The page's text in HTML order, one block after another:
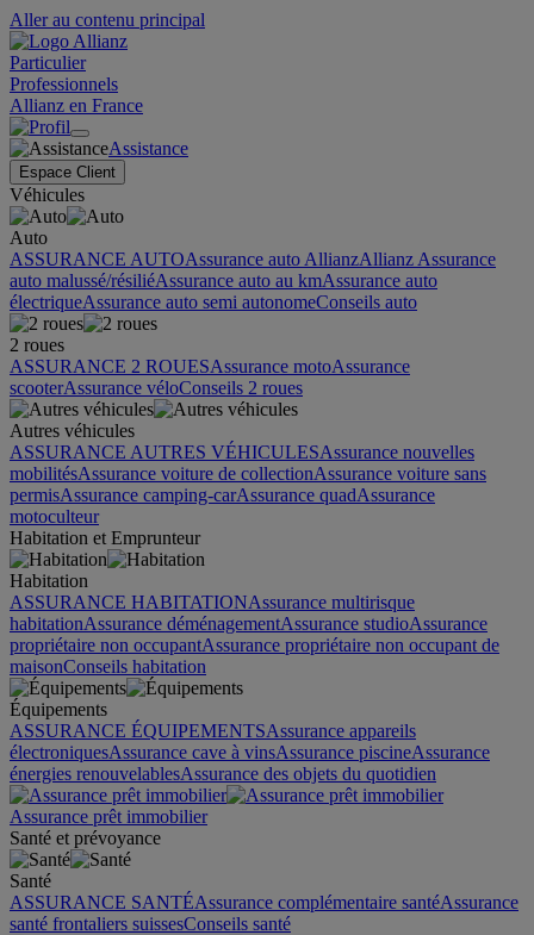
Aller au contenu principal
Particulier
Professionnels
Allianz en France
Assistance
Espace Client
Véhicules
Auto
ASSURANCE AUTOAssurance auto AllianzAllianz Assurance
auto malussé/résiliéAssurance auto au kmAssurance auto
électriqueAssurance auto semi autonomeConseils auto
2 roues
ASSURANCE 2 ROUESAssurance motoAssurance
scooterAssurance véloConseils 2 roues
Autres véhicules
ASSURANCE AUTRES VÉHICULESAssurance nouvelles
mobilitésAssurance voiture de collectionAssurance voiture sans
permisAssurance camping-carAssurance quadAssurance
motoculteur
Habitation et Emprunteur
Habitation
ASSURANCE HABITATIONAssurance multirisque
habitationAssurance déménagementAssurance studioAssurance
propriétaire non occupantAssurance propriétaire non occupant de
maisonConseils habitation
Équipements
ASSURANCE ÉQUIPEMENTSAssurance appareils
électroniquesAssurance cave à vinsAssurance piscineAssurance
énergies renouvelablesAssurance des objets du quotidien
Assurance prêt immobilier
Santé et prévoyance
Santé
ASSURANCE SANTÉAssurance complémentaire santéAssurance
santé frontaliers suissesConseils santé